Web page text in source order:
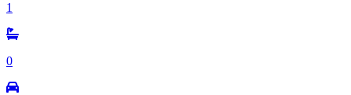
1
0